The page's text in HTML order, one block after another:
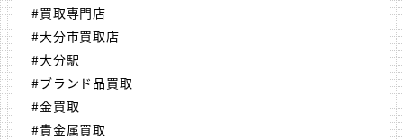
#買取専門店
#大分市買取店
#大分駅
#ブランド品買取
#金買取
#貴金属買取